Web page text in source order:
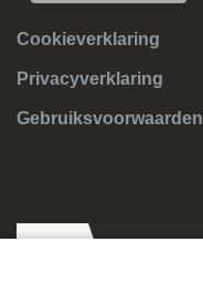
Cookieverklaring
Privacyverklaring
Gebruiksvoorwaarden